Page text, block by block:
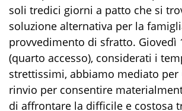
soli tredici giorni a patto che si
soluzione alternativa per la
provvedimento di sfratto. Giovedì
(quarto accesso), considerati i
strettissimi, abbiamo mediato
rinvio per consentire
di affrontare la difficile e costosa